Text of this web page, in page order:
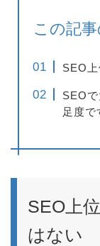
この記
SEO
SEO
足度で
SEO上
はない